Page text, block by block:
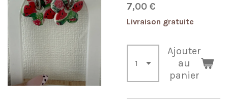
7,00 €
Livraison gratuite
Ajouter
au
panier